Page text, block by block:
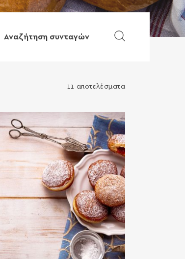
Αναζήτηση συνταγών
11 αποτελέσματα